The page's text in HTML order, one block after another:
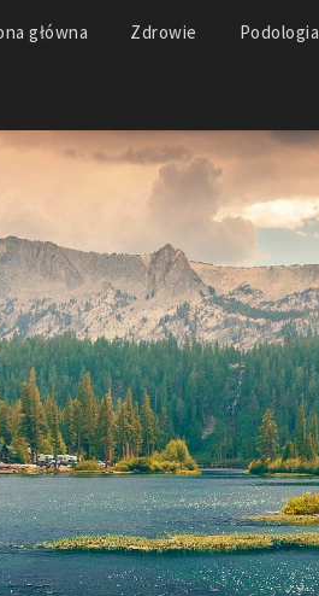
główna Zdrowie Podologia